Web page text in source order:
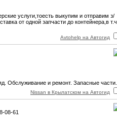
услуги,тоесть выкупим и отправим з/
от одной запчасти до контейнера,в т.ч.
Avtohelp на Автогид
Обслуживание и ремонт. Запасные части.
Nissan в Крылатском на Автогид
08-61